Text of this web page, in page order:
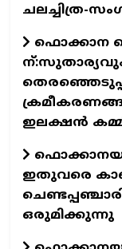
ചലച്ചിത്ര-
ഫൊക്കാന
ഇലക്ഷൻ
ഇതുവരെ
ഒരുമിക്കുന്നു